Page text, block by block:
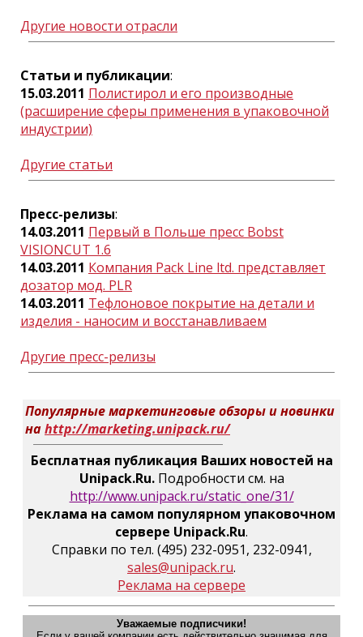
Другие новости отрасли
Статьи и публикации:
15.03.2011 Полистирол и его производные
(расширение сферы применения в упаковочной
индустрии)
Другие статьи
Пресс-релизы:
14.03.2011 Первый в Польше пресс Bobst
VISIONCUT 1.6
14.03.2011 Компания Pack Line ltd. представляет
дозатор мод. PLR
14.03.2011 Тефлоновое покрытие на детали и
изделия - наносим и восстанавливаем
Другие пресс-релизы
Популярные маркетинговые обзоры и новинки
наhttp://marketing.unipack.ru/
Бесплатная публикация Ваших новостей на
Unipack.Ru. Подробности см. на
http://www.unipack.ru/static_one/31/
Реклама на самом популярном упаковочном
сервере Unipack.Ru.
Справки по тел. (495) 232-0951, 232-0941,
sales@unipack.ru.
Реклама на сервере
Уважаемые подписчики!